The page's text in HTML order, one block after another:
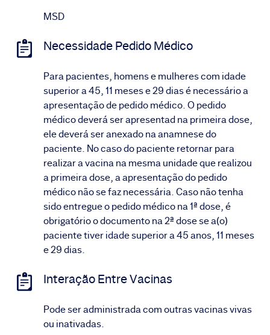
MSD
Necessidade Pedido Médico
Para pacientes, homens e mulheres com idade
superior a 45, 11 meses e 29 dias é necessário a
apresentação de pedido médico. O pedido
médico deverá ser apresentad na primeira dose,
ele deverá ser anexado na anamnese do
paciente. No caso do paciente retornar para
realizar a vacina na mesma unidade que realizou
a primeira dose, a apresentação do pedido
médico não se faz necessária. Caso não tenha
sido entregue o pedido médico na 1ª dose, é
obrigatório o documento na 2ª dose se a(o)
paciente tiver idade superior a 45 anos, 11 meses
e 29 dias.
Interação Entre Vacinas
Pode ser administrada com outras vacinas vivas
ou inativadas.